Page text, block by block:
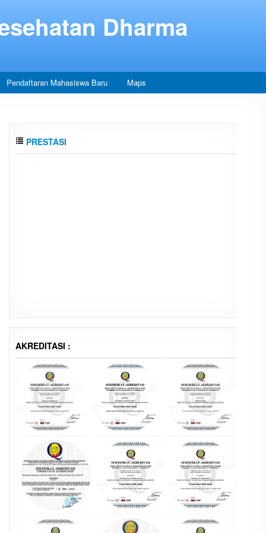
Dharma
Pendaftaran Mahasiswa Baru Maps
PRESTASI
AKREDITASI :